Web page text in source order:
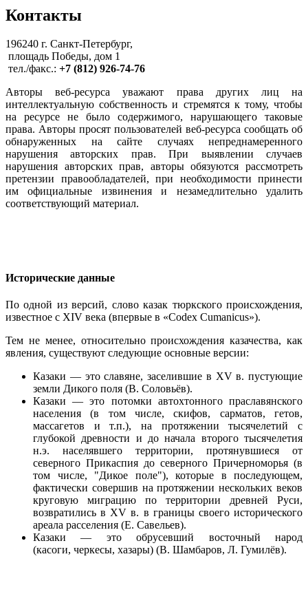
Контакты
196240 г. Санкт-Петербург,
площадь Победы, дом 1
тел./факс.: +7 (812) 926-74-76
Авторы веб-ресурса уважают права других лиц на
интеллектуальную собственность и стремятся к тому, чтобы
на ресурсе не было содержимого, нарушающего таковые
права. Авторы просят пользователей веб-ресурса сообщать об
обнаруженных на сайте случаях непреднамеренного
нарушения авторских прав. При выявлении случаев
нарушения авторских прав, авторы обязуются рассмотреть
претензии правообладателей, при необходимости принести
им официальные извинения и незамедлительно удалить
соответствующий материал.
Исторические данные
По одной из версий, слово казак тюркского происхождения,
известное с XIV века (впервые в «Codex Cumanicus»).
Тем не менее, относительно происхождения казачества, как
явления, существуют следующие основные версии:
Казаки — это славяне, заселившие в XV в. пустующие
земли Дикого поля (В. Соловьёв).
Казаки — это потомки автохтонного праславянского
населения (в том числе, скифов, сарматов, гетов,
массагетов и т.п.), на протяжении тысячелетий с
глубокой древности и до начала второго тысячелетия
н.э. населявшего территории, протянувшиеся от
северного Прикаспия до северного Причерноморья (в
том числе, "Дикое поле"), которые в последующем,
фактически совершив на протяжении нескольких веков
круговую миграцию по территории древней Руси,
возвратились в XV в. в границы своего исторического
ареала расселения (Е. Савельев).
Казаки — это обрусевший восточный народ
(касоги, черкесы, хазары) (В. Шамбаров, Л. Гумилёв).